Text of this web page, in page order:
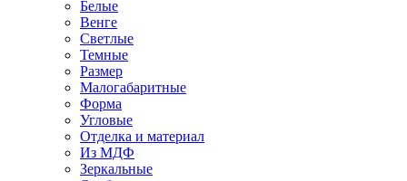
Белые
Венге
Светлые
Темные
Размер
Малогабаритные
Форма
Угловые
Отделка и материал
Из МДФ
Зеркальные